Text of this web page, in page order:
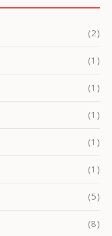
(2)
(1)
(1)
(1)
(1)
(1)
(5)
(8)